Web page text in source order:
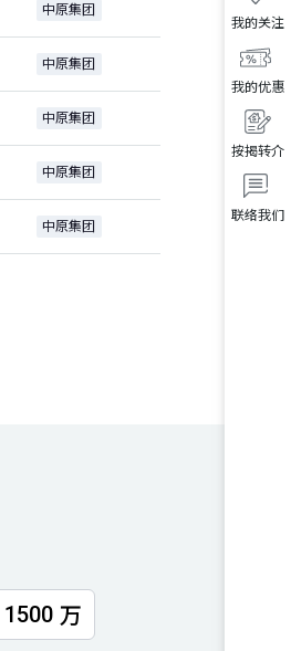
联络我们
按揭转介
我的优惠
我的关注
中原集团
中原集团
中原集团
中原集团
中原集团
万